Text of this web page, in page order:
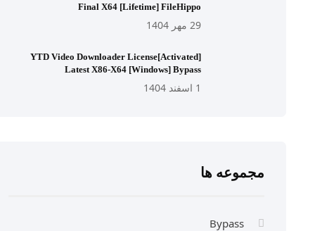
Final X64 [Lifetime] FileHippo
YTD Video Downloader License[Activated]
Latest X86-X64 [Windows] Bypass
مجموعه ها
Bypass